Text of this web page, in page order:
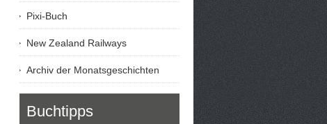
Pixi-Buch
New Zealand Railways
Archiv der Monatsgeschichten
Buchtipps